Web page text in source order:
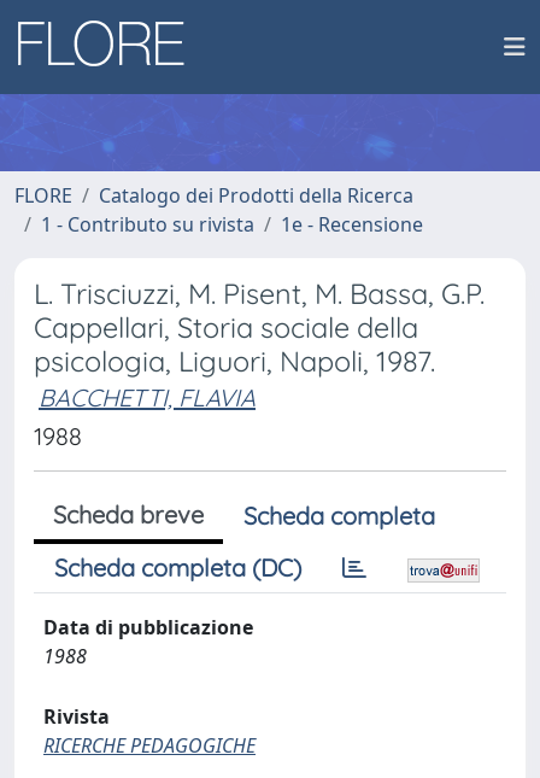
FLORE
Catalogo dei Prodotti della Ricerca
1 - Contributo su rivista
1e - Recensione
L. Trisciuzzi, M. Pisent, M. Bassa, G.P.
Cappellari, Storia sociale della
psicologia, Liguori, Napoli, 1987.
BACCHETTI, FLAVIA
1988
Scheda breve
Scheda completa
Scheda completa (DC)
Data di pubblicazione
1988
Rivista
RICERCHE PEDAGOGICHE